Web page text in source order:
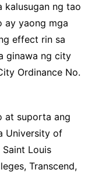
kalusugan ng tao
ay yaong mga
effect rin sa
ginawa ng city
Ordinance No.
at suporta ang
University of
Louis
Transcend,